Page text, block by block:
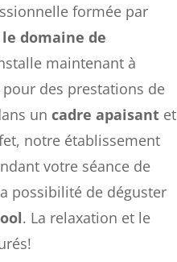
formée par
domaine de
maintenant à
pour des prestations de
un cadre apaisantet
notre établissement
votre séance de
possibilité de déguster
. La relaxation et le